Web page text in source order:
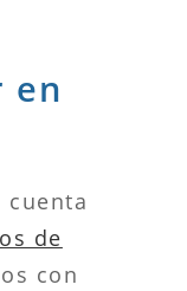
en
cuenta
de
con